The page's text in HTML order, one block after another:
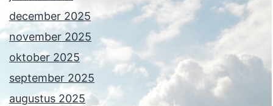
december 2025
november 2025
oktober 2025
september 2025
augustus 2025